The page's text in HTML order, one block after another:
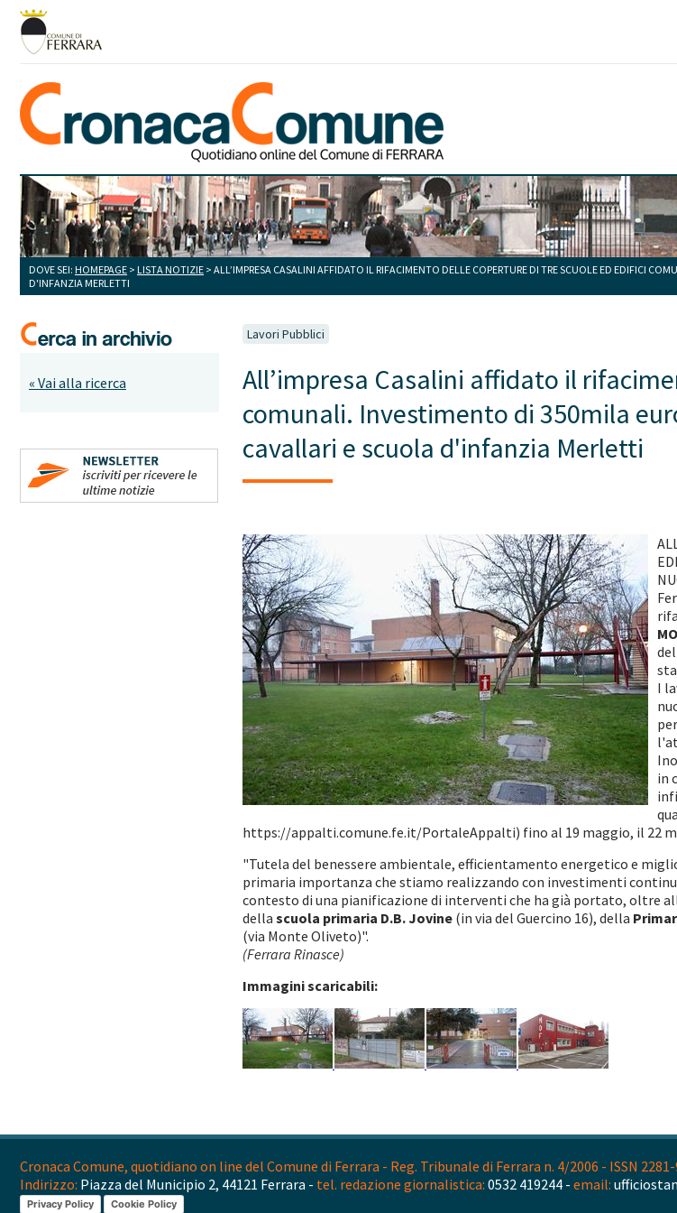
DOVE SEI: HOMEPAGE > LISTA NOTIZIE > ALL’IMPRESA CASALINI AFFIDATO IL RIFACIMENTO DELLE COPERTURE DI TRE SCUOLE ED EDIFICI
D'INFANZIA MERLETTI
« Vai alla ricerca
Lavori Pubblici
All’impresa Casalini affidato il
comunali. Investimento di 350mila
cavallari e scuola d'infanzia Merletti
I
in
https://appalti.comune.fe.it/PortaleAppalti) fino al 19 maggio, il 22
"Tutela del benessere ambientale, efficientamento energetico e
primaria importanza che stiamo realizzando con investimenti
contesto di una pianificazione di interventi che ha già portato, oltre
della scuola primaria D.B. Jovine (in via del Guercino 16), della
(via Monte Oliveto)".
(Ferrara Rinasce)
Immagini scaricabili:
Cronaca Comune, quotidiano on line del Comune di Ferrara - Reg. Tribunale di Ferrara n. 4/2006 - ISSN 2281-
Indirizzo: Piazza del Municipio 2, 44121 Ferrara - tel. redazione giornalistica: 0532 419244 - email:
Privacy Policy Cookie Policy